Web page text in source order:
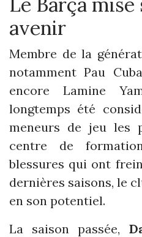
avenir
Membre de la
notamment Pau
encore Lamine
longtemps été
meneurs de jeu les
centre de
blessures qui ont
dernières saisons, le
en son potentiel.
La saison passée,